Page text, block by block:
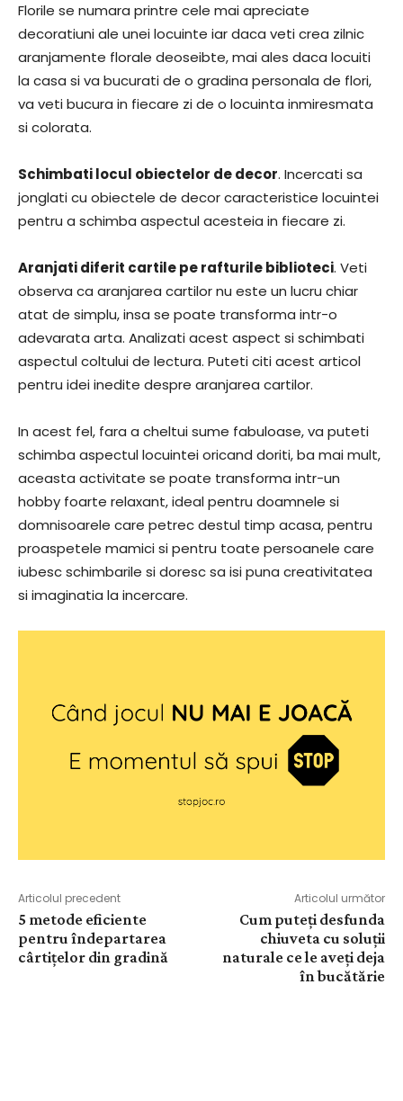
Florile se numara printre cele mai apreciate
decoratiuni ale unei locuinte iar daca veti crea zilnic
aranjamente florale deoseibte, mai ales daca locuiti
la casa si va bucurati de o gradina personala de flori,
va veti bucura in fiecare zi de o locuinta inmiresmata
si colorata.
Schimbati locul obiectelor de decor. Incercati sa
jonglati cu obiectele de decor caracteristice locuintei
pentru a schimba aspectul acesteia in fiecare zi.
Aranjati diferit cartile pe rafturile biblioteci. Veti
observa ca aranjarea cartilor nu este un lucru chiar
atat de simplu, insa se poate transforma intr-o
adevarata arta. Analizati acest aspect si schimbati
aspectul coltului de lectura. Puteti citi acest articol
pentru idei inedite despre aranjarea cartilor.
In acest fel, fara a cheltui sume fabuloase, va puteti
schimba aspectul locuintei oricand doriti, ba mai mult,
aceasta activitate se poate transforma intr-un
hobby foarte relaxant, ideal pentru doamnele si
domnisoarele care petrec destul timp acasa, pentru
proaspetele mamici si pentru toate persoanele care
iubesc schimbarile si doresc sa isi puna creativitatea
si imaginatia la incercare.
Articolul precedent
5 metode eficiente
pentru îndepartarea
cârtițelor din gradină
Articolul următor
Cum puteți desfunda
chiuveta cu soluții
naturale ce le aveți deja
în bucătărie